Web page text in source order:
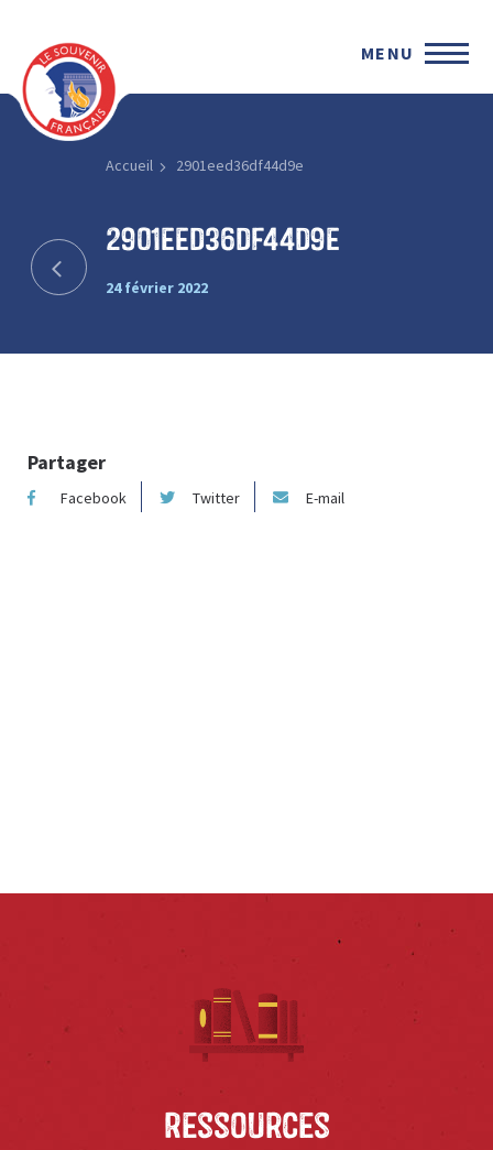
MENU
Accueil 2901eed36df44d9e
2901eed36df44d9e
24 février 2022
Partager
Facebook Twitter E-mail
Ressources